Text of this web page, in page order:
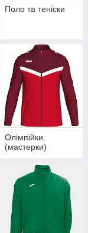
Поло та теніски
Олімпійки
(мастерки)